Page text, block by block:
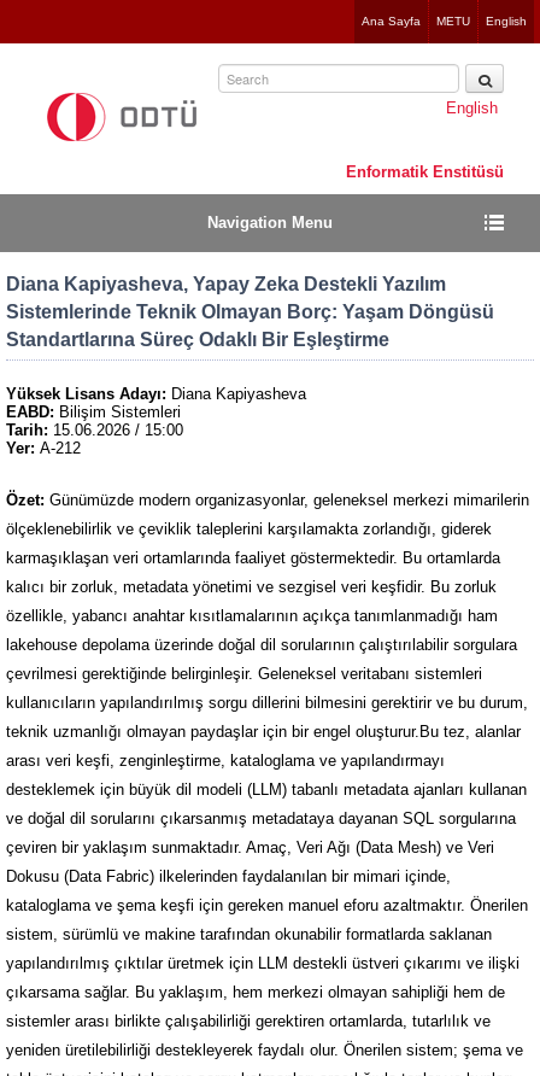
to
Ana Sayfa METU English
Enformatik Enstitüsü
Navigation Menu
Diana Kapiyasheva, Yapay Zeka Destekli Yazılım
Sistemlerinde Teknik Olmayan Borç: Yaşam Döngüsü
Standartlarına Süreç Odaklı Bir Eşleştirme
English
Yüksek Lisans Adayı: Diana Kapiyasheva
EABD: Bilişim Sistemleri
Tarih: 15.06.2026 / 15:00
Yer: A-212
Özet: Günümüzde modern organizasyonlar, geleneksel merkezi mimarilerin
ölçeklenebilirlik ve çeviklik taleplerini karşılamakta zorlandığı, giderek
karmaşıklaşan veri ortamlarında faaliyet göstermektedir. Bu ortamlarda
kalıcı bir zorluk, metadata yönetimi ve sezgisel veri keşfidir. Bu zorluk
özellikle, yabancı anahtar kısıtlamalarının açıkça tanımlanmadığı ham
lakehouse depolama üzerinde doğal dil sorularının çalıştırılabilir sorgulara
çevrilmesi gerektiğinde belirginleşir. Geleneksel veritabanı sistemleri
kullanıcıların yapılandırılmış sorgu dillerini bilmesini gerektirir ve bu durum,
teknik uzmanlığı olmayan paydaşlar için bir engel oluşturur.Bu tez, alanlar
arası veri keşfi, zenginleştirme, kataloglama ve yapılandırmayı
desteklemek için büyük dil modeli (LLM) tabanlı metadata ajanları kullanan
ve doğal dil sorularını çıkarsanmış metadataya dayanan SQL sorgularına
çeviren bir yaklaşım sunmaktadır. Amaç, Veri Ağı (Data Mesh) ve Veri
Dokusu (Data Fabric) ilkelerinden faydalanılan bir mimari içinde,
kataloglama ve şema keşfi için gereken manuel eforu azaltmaktır. Önerilen
sistem, sürümlü ve makine tarafından okunabilir formatlarda saklanan
yapılandırılmış çıktılar üretmek için LLM destekli üstveri çıkarımı ve ilişki
çıkarsama sağlar. Bu yaklaşım, hem merkezi olmayan sahipliği hem de
sistemler arası birlikte çalışabilirliği gerektiren ortamlarda, tutarlılık ve
yeniden üretilebilirliği destekleyerek faydalı olur. Önerilen sistem; şema ve